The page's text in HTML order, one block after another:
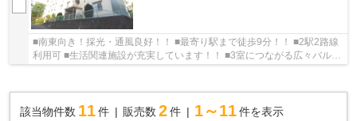
■南東向き！採光・通風良好！！ ■最寄り駅まで徒歩9分！！ ■2駅2路線
利用可 ■生活関連施設が充実しています！！ ■3室につながる広々バルコ
ニーでお洗濯物も楽々干せます！！
該当物件数 11件 販売数 2 件 1～11 件を表示